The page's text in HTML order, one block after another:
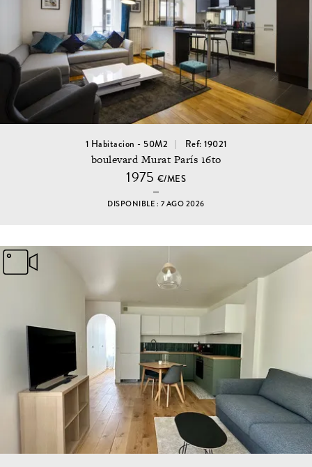
1 Habitacion - 50M2 Ref: 19021
boulevard Murat París 16to
1975 €/MES
DISPONIBLE : 7 AGO 2026